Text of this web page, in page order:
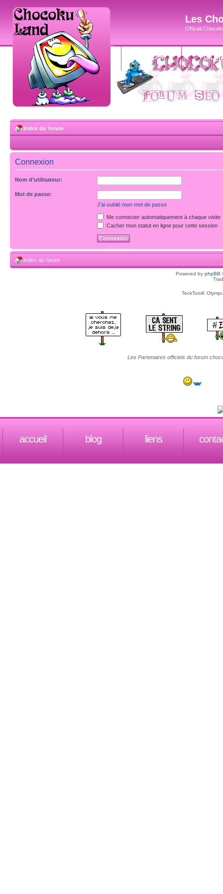
Les
Official
accueil blog
Index du forum
Connexion
Nom d’utilisateur:
Mot de passe:
J’ai oublié mon mot de passe
Me connecter automatiquement à chaque visite
Cacher mon statut en ligne pour cette session
Index du forum
Powered by phpBB
TeckToniK
Les Partenaires officiels du forum
accueil blog liens